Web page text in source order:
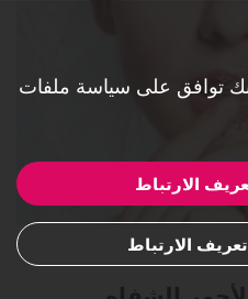
توافق على سياسة ملفات
الارتباط
الارتباط